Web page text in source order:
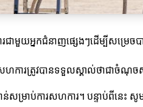
ការជាមួយអ្នកជំនាញផ្សេងៗដើម្បីស
សហការត្រូវបានទទួលស្គាល់ថាជាចំណុ
ខាន់សម្រាប់ការសហការ។ បន្ទាប់ពី